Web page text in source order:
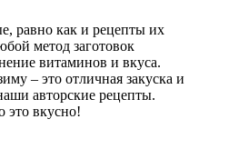
равно как и рецепты их
метод заготовок
витаминов и вкуса.
– это отличная закуска и
авторские рецепты.
это вкусно!